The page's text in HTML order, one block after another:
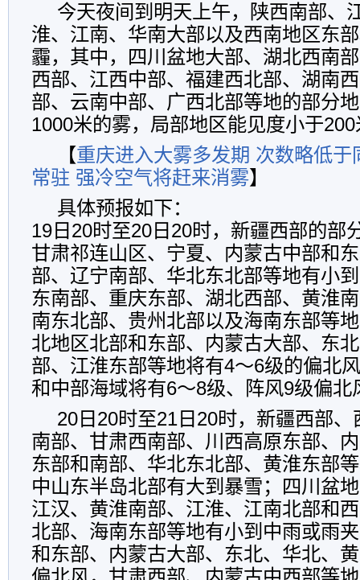
今天夜间到明天上午，陕西南部、
淮、江南、华南大部以及西南地区东
霾，其中，四川盆地大部、湖北西南
西部、江西中部、福建西北部、湖南
部、云南中部、广西北部等地的部分
1000米的雾，局部地区能见度小于200
【重庆进入大雾多发期 次数略低于
常驻 强冷空气将赶来消雾】
具体预报如下：
19日20时至20日20时，新疆西部的部
甘肃祁连山区、宁夏、内蒙古中部和
部、辽宁南部、华北东北部等地有小
东南部、重庆东部、湖北西部、黄淮
南东北部、贵州北部以及海南东部等
北地区北部和东部、内蒙古大部、东
部、江淮东部等地将有4～6级的偏北
和中部海域将有6～8级、阵风9级偏北
20日20时至21日20时，新疆西部
南部、甘肃西南部、川西高原东部、
东部和南部、华北东北部、黄淮东部
中山东半岛北部有大到暴雪；四川盆
江汉、黄淮南部、江淮、江南北部和
北部、海南东部等地有小到中雨或雨
和东部、内蒙古大部、东北、华北、